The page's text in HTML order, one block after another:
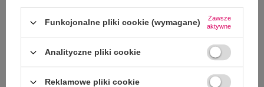
Funkcjonalne pliki cookie (wymagane)
Zawsze
aktywne
Analityczne pliki cookie
Reklamowe pliki cookie